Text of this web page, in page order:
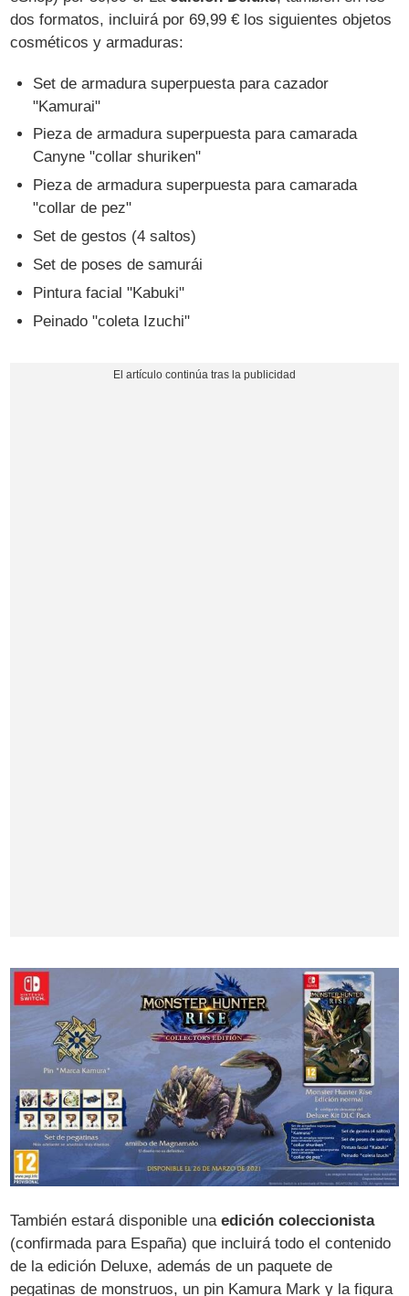
dos formatos, incluirá por 69,99 € los siguientes objetos
cosméticos y armaduras:
Set de armadura superpuesta para cazador
"Kamurai"
Pieza de armadura superpuesta para camarada
Canyne "collar shuriken"
Pieza de armadura superpuesta para camarada
"collar de pez"
Set de gestos (4 saltos)
Set de poses de samurái
Pintura facial "Kabuki"
Peinado "coleta Izuchi"
También estará disponible unaedición coleccionista
(confirmada para España) que incluirá todo el contenido
de la edición Deluxe, además de un paquete de
pegatinas de monstruos, un pin Kamura Mark y la figura